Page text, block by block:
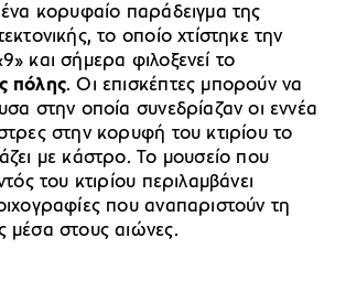
ένα κορυφαίο παράδειγμα της
το οποίο χτίστηκε την
και σήμερα φιλοξενεί το
πόλης. Οι επισκέπτες μπορούν να
στην οποία συνεδρίαζαν οι εννέα
στην κορυφή του κτιρίου το
με κάστρο. Το μουσείο που
του κτιρίου περιλαμβάνει
που αναπαριστούν τη
μέσα στους αιώνες.